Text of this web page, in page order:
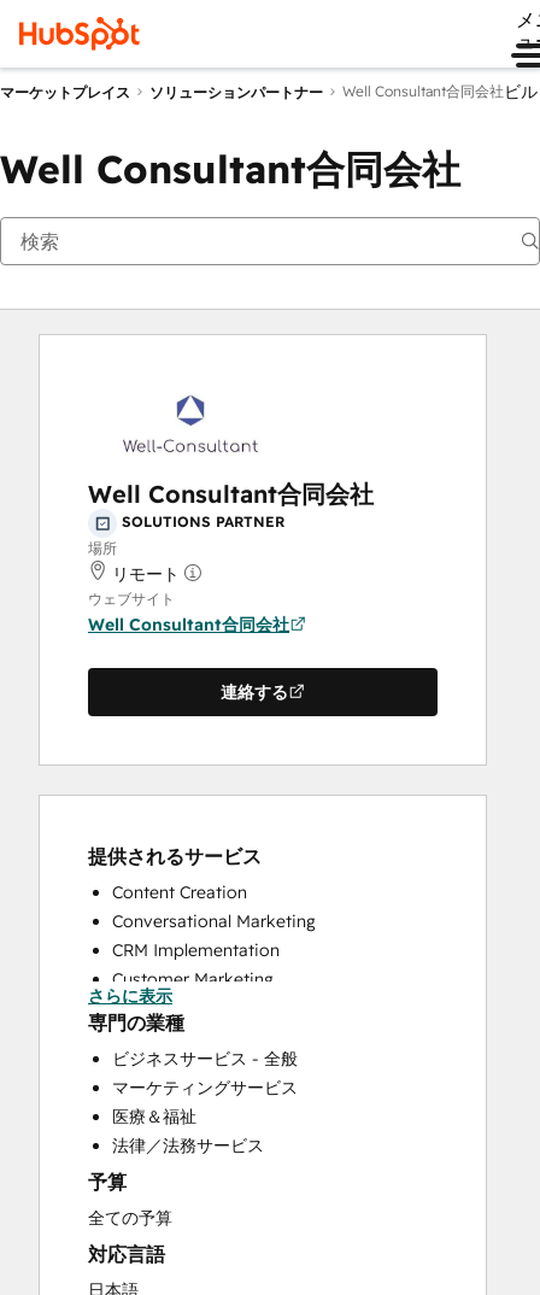
ュ
マーケットプレイス ソリューションパートナー Well Consultant合同会社 ビ
Well Consultant合同会社
Well Consultant合同会社
SOLUTIONS PARTNER
場所
リモート
ウェブサイト
Well Consultant合同会社
連絡する
提供されるサービス
Content Creation
Conversational Marketing
CRM Implementation
Customer Marketing
Customer Survey and Analysis
Email Marketing
Full Inbound Marketing Services
Paid Advertising
Programmable Automation
さらに表示
専門の業種
ビジネスサービス - 全般
マーケティングサービス
医療＆福祉
法律／法務サービス
予算
全ての予算
対応言語
日本語